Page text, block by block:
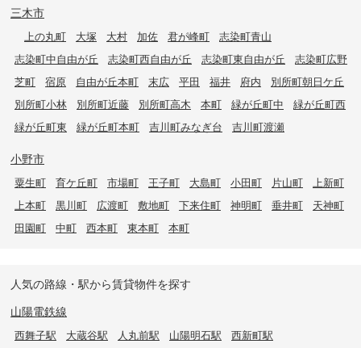
三木市
上の丸町 大塚 大村 加佐 君が峰町
志染町青山
志染町中自由が丘
志染町西自由が丘 志染町東自由が丘
志染町広野
芝町
宿原 自由が丘本町 末広 平田 福井 府内
別所町朝日ケ丘
別所町小林
別所町近藤 別所町高木 本町 緑が丘町中
緑が丘町西
緑が丘町東
緑が丘町本町 吉川町みなぎ台 吉川町渡瀬
小野市
粟生町 育ケ丘町 市場町 王子町 大島町 小田町 片山町
上新町
上本町
黒川町 広渡町 敷地町 下来住町 神明町 垂井町
天神町
田園町
中町 西本町 東本町 本町
人気の路線・駅から賃貸物件を探す
山陽電鉄線
西舞子駅 大蔵谷駅 人丸前駅 山陽明石駅
西新町駅